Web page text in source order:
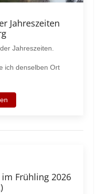
Jahreszeiten
Jahreszeiten.
ich denselben Ort
Frühling 2026